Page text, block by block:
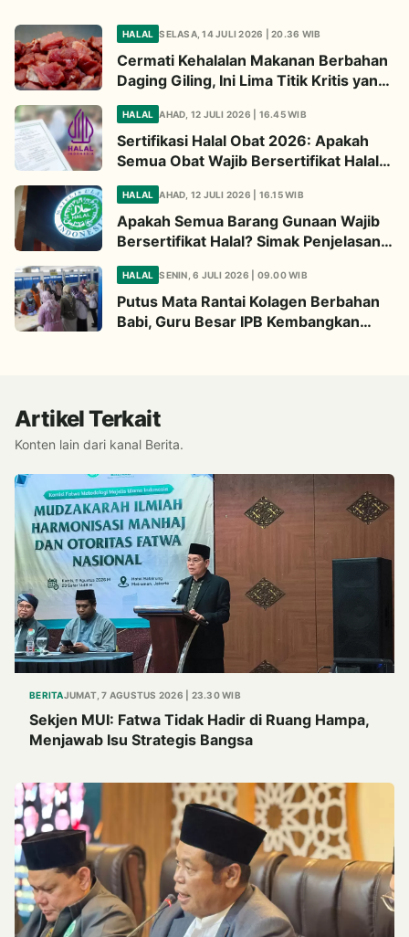
HALAL SELASA, 14 JULI 2026 | 20.36 WIB
Cermati Kehalalan Makanan Berbahan
Daging Giling, Ini Lima Titik Kritis yang
HALAL AHAD, 12 JULI 2026 | 16.45 WIB
Sertifikasi Halal Obat 2026: Apakah
Semua Obat Wajib Bersertifikat Halal?
HALAL AHAD, 12 JULI 2026 | 16.15 WIB
Apakah Semua Barang Gunaan Wajib
Bersertifikat Halal? Simak Penjelasan
HALAL SENIN, 6 JULI 2026 | 09.00 WIB
Putus Mata Rantai Kolagen Berbahan
Babi, Guru Besar IPB Kembangkan
Artikel Terkait
Konten lain dari kanal Berita.
BERITAJUMAT, 7 AGUSTUS 2026 | 23.30 WIB
Sekjen MUI: Fatwa Tidak Hadir di Ruang Hampa,
Menjawab Isu Strategis Bangsa